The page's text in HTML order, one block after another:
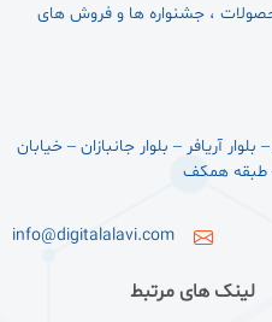
، جشنواره ها و فروش های
آریافر – بلوار جانبازان – خیابان
info@digitalalavi.com
لینک های مرتبط